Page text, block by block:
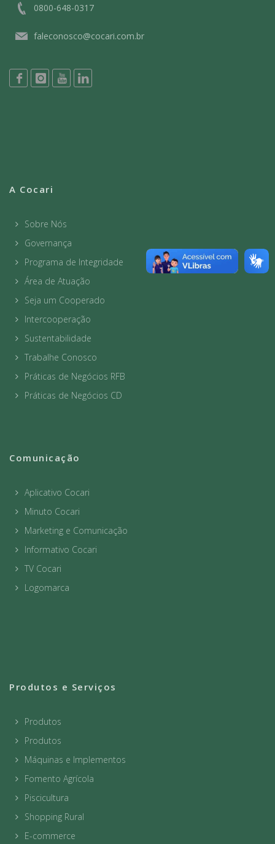
0800-648-0317
faleconosco@cocari.com.br
A Cocari
Sobre Nós
Governança
Programa de Integridade
Área de Atuação
Seja um Cooperado
Intercooperação
Sustentabilidade
Trabalhe Conosco
Práticas de Negócios RFB
Práticas de Negócios CD
Comunicação
Aplicativo Cocari
Minuto Cocari
Marketing e Comunicação
Informativo Cocari
TV Cocari
Logomarca
Produtos e Serviços
Produtos
Produtos
Máquinas e Implementos
Fomento Agrícola
Piscicultura
Shopping Rural
E-commerce